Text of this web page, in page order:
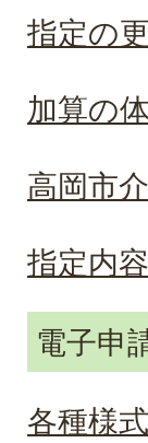
指定の
加算の
高岡市
指定内
電子申
各種様